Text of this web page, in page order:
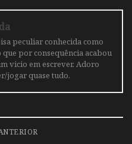
peculiar conhecida como
que por consequência acabou
vicio em escrever. Adoro
jogar quase tudo.